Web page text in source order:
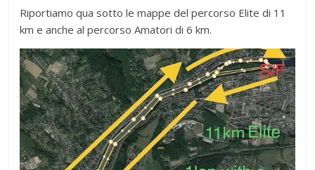
Riportiamo qua sotto le mappe del percorso Elite di 11
km e anche al percorso Amatori di 6 km.